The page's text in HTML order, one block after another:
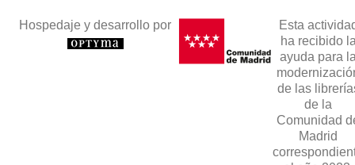
Hospedaje y desarrollo por
Esta
ha recibido
ayuda para
de las
de la
Comunidad
Madrid